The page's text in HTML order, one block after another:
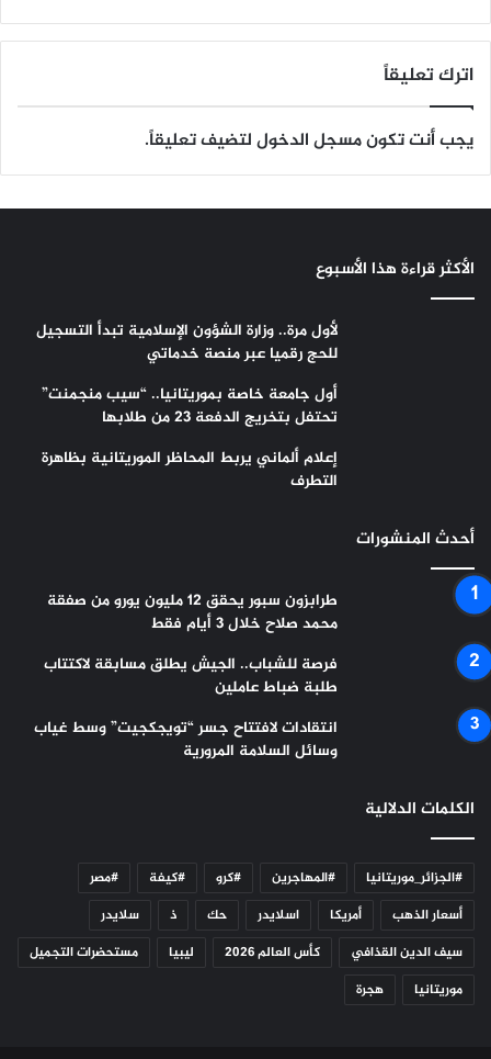
اترك تعليقاً
يجب أنت تكونمسجل الدخوللتضيف تعليقاً.
الأكثر قراءة هذا الأسبوع
لأول مرة.. وزارة الشؤون الإسلامية تبدأ التسجيل
للحج رقميا عبر منصة خدماتي
أول جامعة خاصة بموريتانيا.. “سيب منجمنت”
تحتفل بتخريج الدفعة 23 من طلابها
إعلام ألماني يربط المحاظر الموريتانية بظاهرة
التطرف
أحدث المنشورات
طرابزون سبور يحقق 12 مليون يورو من صفقة
محمد صلاح خلال 3 أيام فقط
فرصة للشباب.. الجيش يطلق مسابقة لاكتتاب
طلبة ضباط عاملين
انتقادات لافتتاح جسر “تويجكجيت” وسط غياب
وسائل السلامة المرورية
الكلمات الدلالية
#الجزائر_موريتانيا #المهاجرين #كرو #كيفة
#مصر
أسعار الذهب
أمريكا اسلايدر حك ذ
سلايدر
سيف الدين القذافي
كأس العالم 2026 ليبيا
مستحضرات التجميل
موريتانيا
هجرة